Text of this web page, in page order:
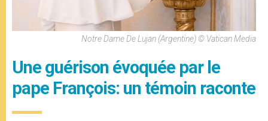
Notre Dame De Lujan (Argentine) © Vatican Media
Une guérison évoquée par le
pape François: un témoin raconte